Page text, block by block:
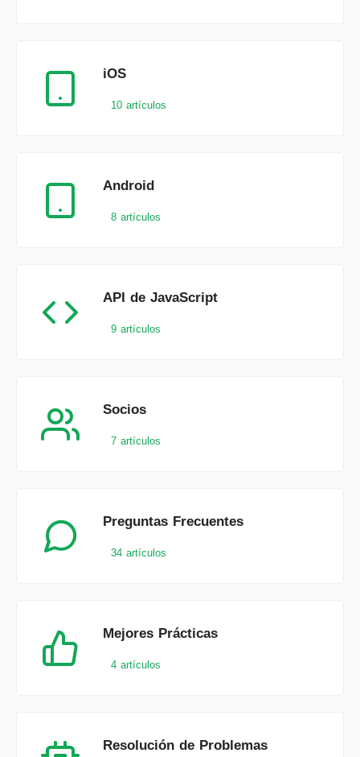
iOS
10 artículos
Android
8 artículos
API de JavaScript
9 artículos
Socios
7 artículos
Preguntas Frecuentes
34 artículos
Mejores Prácticas
4 artículos
Resolución de Problemas